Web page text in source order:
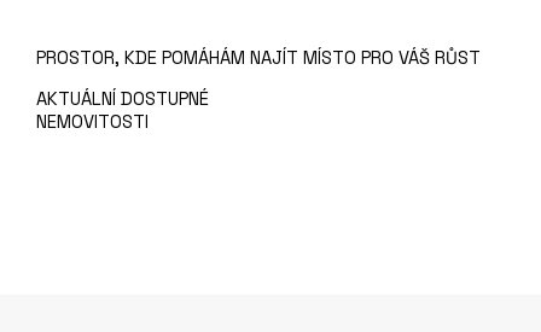
PROSTOR, KDE POMÁHÁM NAJÍT MÍSTO PRO VÁŠ RŮST
AKTUÁLNÍ DOSTUPNÉ
NEMOVITOSTI